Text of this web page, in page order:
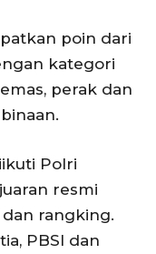
poin dari
kategori
perak dan
Polri
resmi
rangking.
PBSI dan